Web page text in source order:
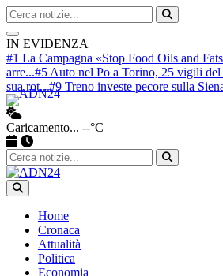
Cerca nel sito Avvia ricerca
IN EVIDENZA
#1 La Campagna «Stop Food Oils and
arre...#5 Auto nel Po a Torino, 25 vigili
sua rot...#9 Treno investe pecore sulla
Caricamento... --°C
Apri ricerca
Home
Cronaca
Attualità
Politica
Economia